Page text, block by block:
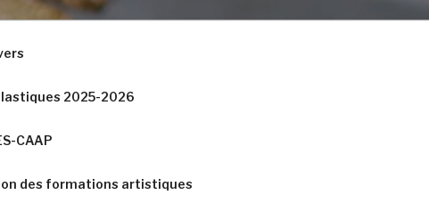
2025-2026
CAAP
des formations artistiques